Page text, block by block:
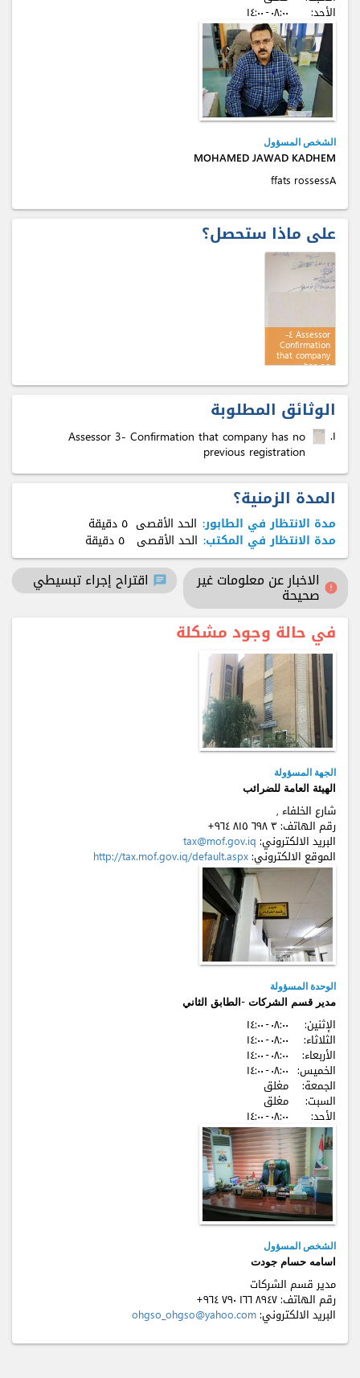
الأحد: ٠٨:٠٠ - ۱٤:٠٠
الشخص المسؤول
MOHAMED JAWAD KADHEM
Assessor staff
على ماذا ستحصل؟
Assessor ٤-
Confirmation
that company
has no
registration
الوثائق المطلوبة
۱. Assessor 3- Confirmation that company has no
previous registration
المدة الزمنية؟
مدة الانتظار في الطابور: الحد الأقصى ٥ دقيقة
مدة الانتظار في المكتب: الحد الأقصى ٥ دقيقة
error الاخبار عن معلومات غير
صحيحة
chat اقتراح إجراء تبسيطي
في حالة وجود مشكلة
الجهة المسؤولة
الهيئة العامة للضرائب
شارع الخلفاء ,
رقم الهاتف: +٩٦٤ ٨۱٥ ٦٩٨ ٣
البريد الالكتروني: tax@mof.gov.iq
الموقع الالكتروني:http://tax.mof.gov.iq/default.aspx
الوحدة المسؤولة
مدير قسم الشركات -الطابق الثاني
الإثنين: ٠٨:٠٠ - ۱٤:٠٠
الثلاثاء: ٠٨:٠٠ - ۱٤:٠٠
الأربعاء: ٠٨:٠٠ - ۱٤:٠٠
الخميس: ٠٨:٠٠ - ۱٤:٠٠
الجمعة: مغلق
السبت: مغلق
الأحد: ٠٨:٠٠ - ۱٤:٠٠
الشخص المسؤول
اسامه حسام جودت
مدير قسم الشركات
رقم الهاتف:+٩٦٤ ٧٩٠ ۱٦٦ ٨٩٤٧
البريد الالكتروني:ohgso_ohgso@yahoo.com